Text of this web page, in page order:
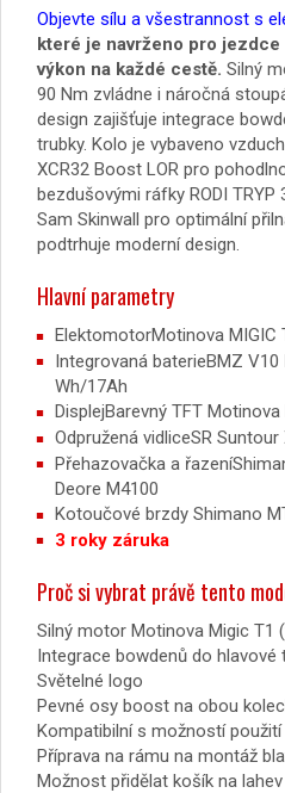
Objevte sílu a všestrannost s
které je navrženo pro
výkon na každé cestě. Silný
90 Nm zvládne i náročná
design zajišťuje integrace
trubky. Kolo je vybaveno
XCR32 Boost LOR pro
bezdušovými ráfky RODI
Sam Skinwall pro optimální
podtrhuje moderní design.
Hlavní parametry
ElektomotorMotinova MIGIC
Integrovaná baterieBMZ V10
Wh/17Ah
DisplejBarevný TFT Motinova
Odpružená vidliceSR
Přehazovačka a
Deore M4100
Kotoučové brzdy Shimano
3 roky záruka
Proč si vybrat právě tento
Silný motor Motinova Migic T1
Integrace bowdenů do hlavové
Světelné logo
Pevné osy boost na obou
Kompatibilní s možností
Příprava na rámu na montáž
Možnost přidělat košík na lahev